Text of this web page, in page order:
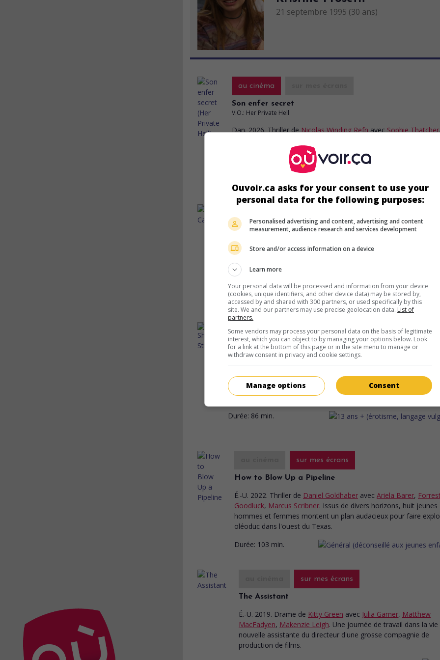
21 septembre 1995 (30 ans)
au cinéma
Son enfer secret
V.O.: Her Private Hell
Dan. 2026. Thrillerde Nicolas Winding Refn avec Sophie Thatcher
. Alors qu'une actrice tourne un
science-fiction dans le palace d'une ville envahie par le brouillard,
soldat américain recherche au Japon sa fille disparue.
Oh, Canada
É.-U. 2024. Dramede Paul Schrader avec Richard Gere
ultime entrevue filmée pour révéler à son épouse la vérité sur son
passé.
Durée: 93 min.
au cinéma sur mes écrans
Sharp Stick
É.-U. 2022. Comédiede Lena Dunham avec Lena Dunham,Ebon
Bachrach,Taylour Paige. Une jeune femme naïve et ambitieuse,
avec sa mère et sa soeur en bordure de Hollywood, entame une
avec son patron plus âgé.
Durée: 86 min.
sur mes écrans
How to Blow Up a Pipeline
É.-U. 2022. Thriller de Daniel Goldhaber avec Ariela Barer, Forrest
Goodluck, Marcus Scribner. Issus de divers horizons, huit jeunes
hommes et femmes montent un plan audacieux pour faire
oléoduc dans l'ouest du Texas.
Durée: 103 min.
sur mes écrans
The Assistant
É.-U. 2019. Drame de Kitty Green avec Julia Garner, Matthew
MacFadyen, Makenzie Leigh. Une journée de travail dans la vie
nouvelle assistante du directeur d'une grosse compagnie de
production de films.
Ouvoir.ca asks for your consent to use your
personal data for the following purposes:
Personalised advertising and content, advertising and content
measurement, audience research and services development
Store and/or access information on a device
Learn more
Your personal data will be processed and information from your device
(cookies, unique identifiers, and other device data) may be stored by,
accessed by and shared with 300 partners, or used specifically by this
site. We and our partners may use precise geolocation data. List of
partners.
Some vendors may process your personal data on the basis of legitimate
interest, which you can object to by managing your options below. Look
for a link at the bottom of this page or in the site menu to manage or
withdraw consent in privacy and cookie settings.
Consent
Manage options